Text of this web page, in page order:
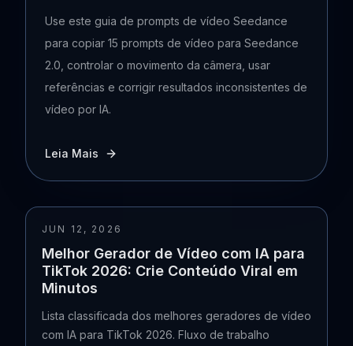
Use este guia de prompts de vídeo Seedance
para copiar 15 prompts de vídeo para Seedance
2.0, controlar o movimento da câmera, usar
referências e corrigir resultados inconsistentes de
vídeo por IA.
Leia Mais
JUN 12, 2026
Melhor Gerador de Vídeo com IA para
TikTok 2026: Crie Conteúdo Viral em
Minutos
Lista classificada dos melhores geradores de vídeo
com IA para TikTok 2026. Fluxo de trabalho